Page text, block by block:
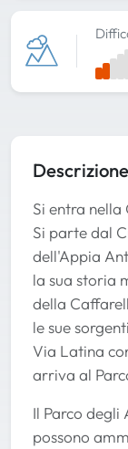
Descrizione
Si entra
Si parte dal
dell'Appia
la sua storia
della
le sue
Via Latina
arriva al
Il Parco degli
possono